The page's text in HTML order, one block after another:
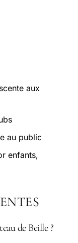
aux
au public
enfants,
de Beille ?